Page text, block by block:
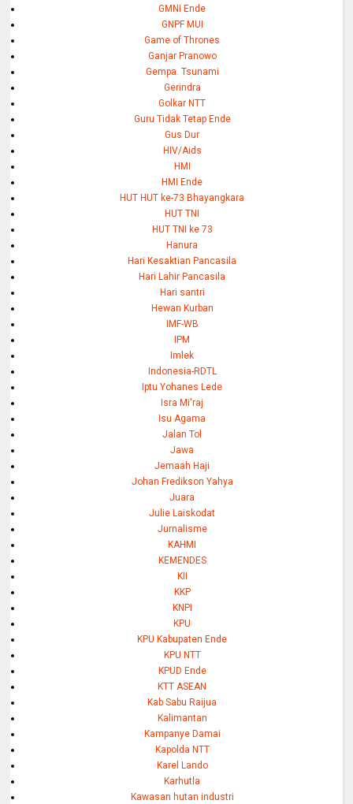
GMNI Ende
GNPF MUI
Game of Thrones
Ganjar Pranowo
Gempa. Tsunami
Gerindra
Golkar NTT
Guru Tidak Tetap Ende
Gus Dur
HIV/Aids
HMI
HMI Ende
HUT HUT ke-73 Bhayangkara
HUT TNI
HUT TNI ke 73
Hanura
Hari Kesaktian Pancasila
Hari Lahir Pancasila
Hari santri
Hewan Kurban
IMF-WB
IPM
Imlek
Indonesia-RDTL
Iptu Yohanes Lede
Isra Mi'raj
Isu Agama
Jalan Tol
Jawa
Jemaah Haji
Johan Fredikson Yahya
Juara
Julie Laiskodat
Jurnalisme
KAHMI
KEMENDES
KII
KKP
KNPI
KPU
KPU Kabupaten Ende
KPU NTT
KPUD Ende
KTT ASEAN
Kab Sabu Raijua
Kalimantan
Kampanye Damai
Kapolda NTT
Karel Lando
Karhutla
Kawasan hutan industri